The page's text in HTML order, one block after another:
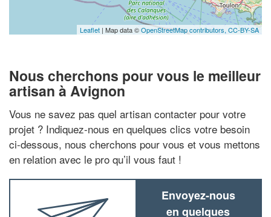
Leaflet | Map data ©OpenStreetMap contributors, CC-BY-SA
Nous cherchons pour vous le meilleur
artisan à Avignon
Vous ne savez pas quel artisan contacter pour votre
projet ? Indiquez-nous en quelques clics votre besoin
ci-dessous, nous cherchons pour vous et vous mettons
en relation avec le pro qu’il vous faut !
Envoyez-nous
en quelques